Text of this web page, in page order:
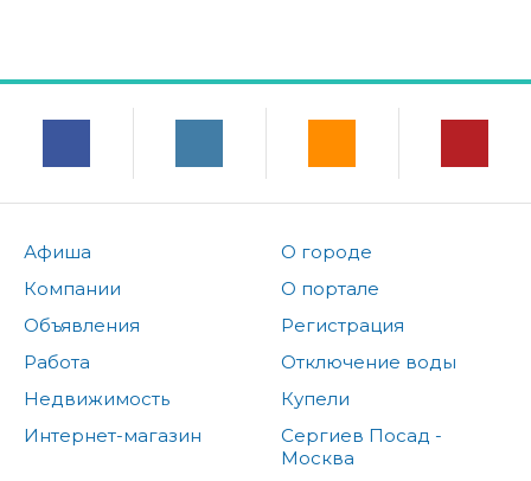
Афиша
Компании
Объявления
Работа
Недвижимость
Интернет-магазин
О городе
О портале
Регистрация
Отключение воды
Купели
Сергиев Посад -
Москва